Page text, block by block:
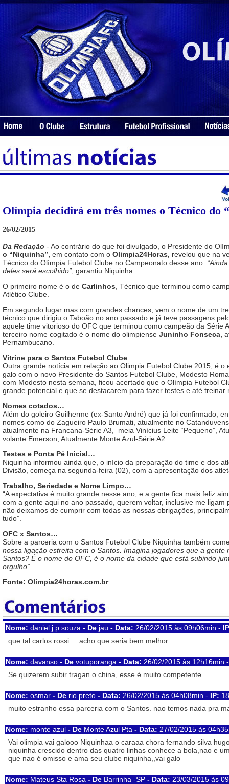
Olímpia decidirá em três nomes o Técnico do
26/02/2015
Da Redação - Ao contrário do que foi divulgado, o Presidente do
o “Niquinha”, em contato com o Olimpia24Horas, revelou que na
Técnico do Olímpia Futebol Clube no Campeonato desse ano.
deles será escolhido” , garantiu Niquinha.
O primeiro nome é o de Carlinhos , Técnico que terminou como
Atlético Clube.
Em segundo lugar mas com grandes chances, vem o nome de um
técnico que dirigiu o Taboão no ano passado e já teve passagens
aquele time vitorioso do OFC que terminou como campeão da Série
terceiro nome cogitado é o nome do olimpiense Juninho Fonseca,
Pernambucano.
Vitrine para o Santos Futebol Clube
Outra grande notícia em relação ao Olimpia Futebol Clube 2015, é
galo com o novo Presidente do Santos Futebol Clube, Modesto
com Modesto nesta semana, ficou acertado que o Olímpia Futebol
grande potencial e que se destacarem para fazer testes e até
Nomes cotados…
Além do goleiro Guilherme (ex-Santo André) que já foi confirmado,
nomes como do Zagueiro Paulo Brumati, atualmente no
atualmente na Francana-Série A3, meia Vinícius Leite “Pequeno”,
volante Emerson, Atualmente Monte Azul-Série A2.
Testes e Ponta Pé Inicial…
Niquinha informou ainda que, o início da preparação do time e dos
Divisão, começa na segunda-feira (02), com a apresentação dos
Trabalho, Seriedade e Nome Limpo…
“A expectativa é muito grande nesse ano, e a gente fica mais feliz
com a gente aqui no ano passado, querem voltar, inclusive me
não deixamos de cumprir com todas as nossas obrigações,
tudo”.
OFC x Santos…
Sobre a parceria com o Santos Futebol Clube Niquinha também
nossa ligação estreita com o Santos. Imagina jogadores que a
Santos? É o nome do OFC, é o nome da cidade que está subindo
orgulho”.
Fonte: Olímpia24horas.com.br
Nome: daniel j p souza - De jau - Data: 26/02/2015 às 09h06min -
que tal carlos rossi.... acho que seria bem melhor
Nome: davanso - De votuporanga - Data: 26/02/2015 às 12h16min
Se quizerem subir tragan o china, esse é muito competente
Nome: osmar - De rio preto - Data: 26/02/2015 às 04h08min - IP:
muito estranho essa parceria com o Santos. nao temos nada pra
Nome: monte azul - De Monte Azul Pta - Data: 27/02/2015 às
Vai olimpia vai galooo Niquinhaa o caraaa chora fernando silva
niquinha crescido dentro das quatro linhas conhece a bola,nao e
que nao é omisso e ama seu clube niquinha,,vai galo
Nome: Mateus Sta Rosa - De Barrinha -SP - Data: 23/03/2015 às